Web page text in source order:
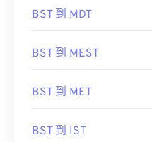
BST 到 MDT
BST 到 MEST
BST 到 MET
BST 到 IST